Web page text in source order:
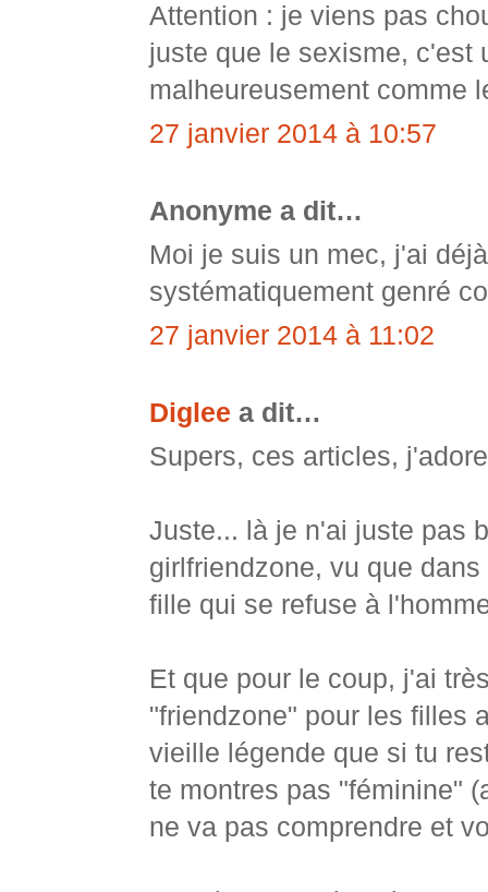
Attention : je viens pas
juste que le sexisme, c'est
malheureusement comme
27 janvier 2014 à 10:57
Anonyme a dit…
Moi je suis un mec, j'ai
systématiquement genré
27 janvier 2014 à 11:02
Diglee a dit…
Supers, ces articles,
Juste... là je n'ai juste pas
girlfriendzone, vu que
fille qui se refuse à
Et que pour le coup, j'ai
"friendzone" pour les filles
vieille légende que si tu
te montres pas "féminine"
ne va pas comprendre et